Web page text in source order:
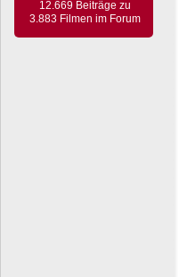
12.669 Beiträge zu
3.883 Filmen im Forum